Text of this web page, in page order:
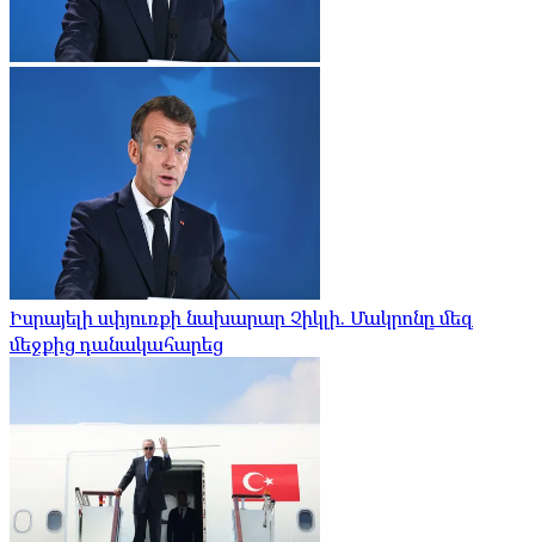
Իսրայելի սփյուռքի նախարար Չիկլի. Մակրոնը մեզ
մեջքից դանակահարեց